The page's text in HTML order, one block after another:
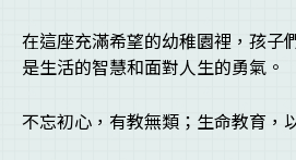
在這座充滿希望的幼稚園裡，孩子
是生活的智慧和面對人生的勇氣。
不忘初心，有教無類；生命教育，